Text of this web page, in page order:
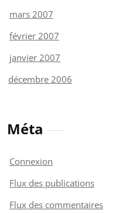
mars 2007
février 2007
janvier 2007
décembre 2006
Méta
Connexion
Flux des publications
Flux des commentaires